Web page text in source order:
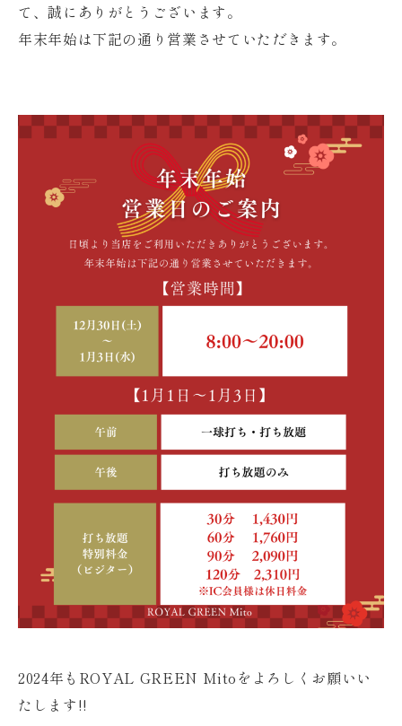
て、誠にありがとうございます。
年末年始は下記の通り営業させていただきます。
2024年もROYAL GREEN Mitoをよろしくお願いい
たします!!